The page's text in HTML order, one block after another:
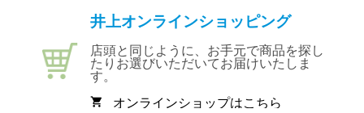
井上オンラインショッピング
店頭と同じように、お手元で商品を探し
たりお選びいただいてお届けいたしま
す。
shopping_cart オンラインショップはこちら